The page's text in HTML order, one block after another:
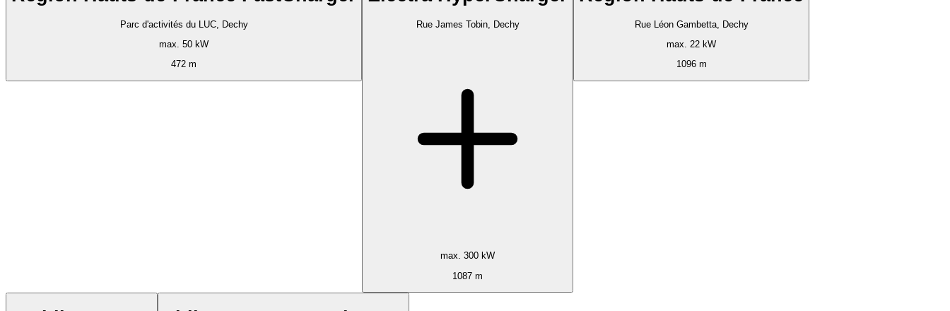
Parc d'activités du LUC, Dechy
max. 50 kW
472 m
Rue James Tobin, Dechy
max. 300 kW
1087 m
Rue Léon Gambetta, Dechy
max. 22 kW
1096 m